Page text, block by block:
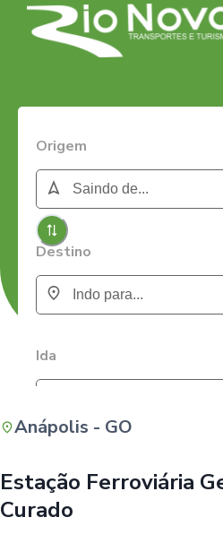
Origem
Destino
Ida
Anápolis - GO
Estação Ferroviária
Curado